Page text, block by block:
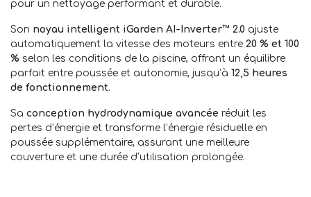
pour un nettoyage performant et durable.
Son noyau intelligent iGarden AI-Inverter™ 2.0 ajuste
automatiquement la vitesse des moteurs entre 20 % et 100
% selon les conditions de la piscine, offrant un équilibre
parfait entre poussée et autonomie, jusqu’à 12,5 heures
de fonctionnement.
Sa conception hydrodynamique avancée réduit les
pertes d’énergie et transforme l’énergie résiduelle en
poussée supplémentaire, assurant une meilleure
couverture et une durée d’utilisation prolongée.